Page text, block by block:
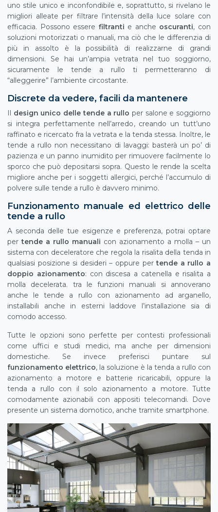
uno stile unico e inconfondibile e, soprattutto, si rivelano le
migliori alleate per filtrare l’intensità della luce solare con
efficacia. Possono essere filtranti e anche oscuranti, con
soluzioni motorizzati o manuali, ma ciò che le differenzia di
più in assolto è la possibilità di realizzarne di grandi
dimensioni. Se hai un’ampia vetrata nel tuo soggiorno,
sicuramente le tende a rullo ti permetteranno di
“alleggerire” l’ambiente circostante.
Discrete da vedere, facili da mantenere
Il design unico delle tende a rullo per salone e soggiorno
si integra perfettamente nell’arredo, creando un tutt’uno
raffinato e ricercato fra la vetrata e la tenda stessa. Inoltre, le
tende a rullo non necessitano di lavaggi: basterà un po’ di
pazienza e un panno inumidito per rimuovere facilmente lo
sporco che può depositarsi sopra. Questo le rende la scelta
migliore anche per i soggetti allergici, perché l’accumulo di
polvere sulle tende a rullo è davvero minimo.
Funzionamento manuale ed elettrico delle
tende a rullo
A seconda delle tue esigenze e preferenza, potrai optare
pertende a rullo manuali con azionamento a molla – un
sistema con deceleratore che regola la risalita della tenda in
qualsiasi posizione si desideri – oppure pertende a rullo a
doppio azionamento: con discesa a catenella e risalita a
molla decelerata. tra le funzioni manuali si annoverano
anche le tende a rullo con azionamento ad arganello,
installabili anche in esterni laddove l’installazione sia di
comodo accesso.
Tutte le opzioni sono perfette per contesti professionali
come uffici e studi medici, ma anche per dimensioni
domestiche. Se invece preferisci puntare sul
funzionamento elettrico, la soluzione è la tenda a rullo con
azionamento a motore e batterie ricaricabili, oppure la
tenda a rullo con il solo azionamento a motore. Tutte
comodamente azionabili con appositi telecomandi. Dove
presente un sistema domotico, anche tramite smartphone.